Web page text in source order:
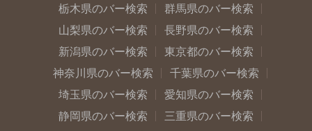
栃木県のバー検索
群馬県のバー検索
山梨県のバー検索
長野県のバー検索
新潟県のバー検索
東京都のバー検索
神奈川県のバー検索
千葉県のバー検索
埼玉県のバー検索
愛知県のバー検索
静岡県のバー検索
三重県のバー検索